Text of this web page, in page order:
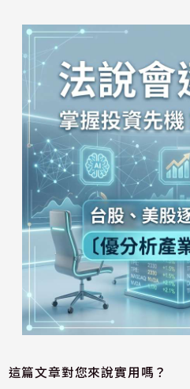
這篇文章對您來說實用嗎？